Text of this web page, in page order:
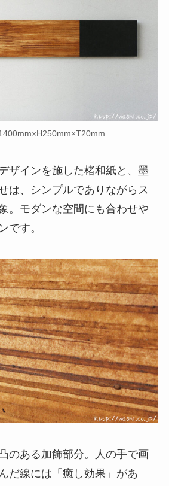
ザインを施した楮和紙と、墨
は、シンプルでありながらス
。モダンな空間にも合わせや
です。
のある加飾部分。人の手で画
だ線には「癒し効果」があ